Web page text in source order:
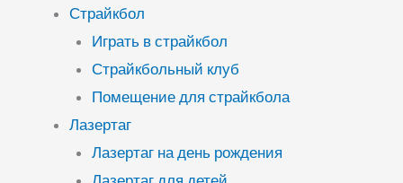
Страйкбол
Играть в страйкбол
Страйкбольный клуб
Помещение для страйкбола
Лазертаг
Лазертаг на день рождения